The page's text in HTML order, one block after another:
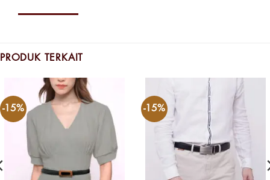
PRODUK TERKAIT
-15% -15%